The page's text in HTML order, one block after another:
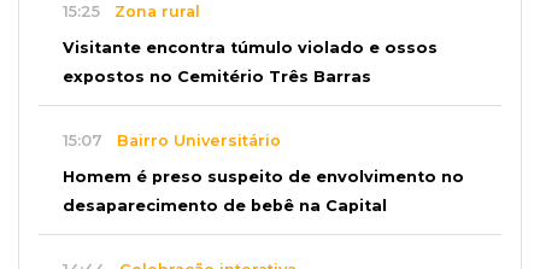
15:25 Zona rural
Visitante encontra túmulo violado e ossos
expostos no Cemitério Três Barras
15:07 Bairro Universitário
Homem é preso suspeito de envolvimento no
desaparecimento de bebê na Capital